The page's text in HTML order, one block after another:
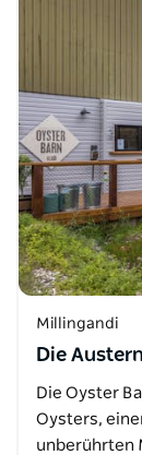
Millingandi
Die
Die Oyster
Oysters,
unberührten